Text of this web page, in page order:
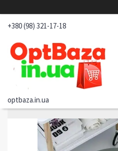
+380 (98) 321-17-18
optbaza.in.ua